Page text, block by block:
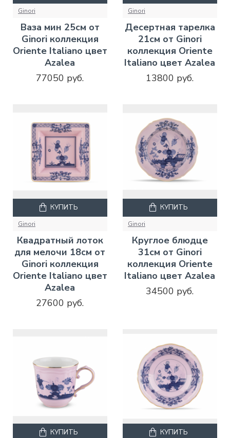
Ginori
Ваза мин 25см от
Ginori коллекция
Oriente Italiano цвет
Azalea
77050 руб.
Ginori
Десертная тарелка
21см от Ginori
коллекция Oriente
Italiano цвет Azalea
13800 руб.
Ginori
Квадратный лоток
для мелочи 18см от
Ginori коллекция
Oriente Italiano цвет
Azalea
27600 руб.
КУПИТЬ
Ginori
Круглое блюдце
31см от Ginori
коллекция Oriente
Italiano цвет Azalea
34500 руб.
КУПИТЬ
КУПИТЬ КУПИТЬ